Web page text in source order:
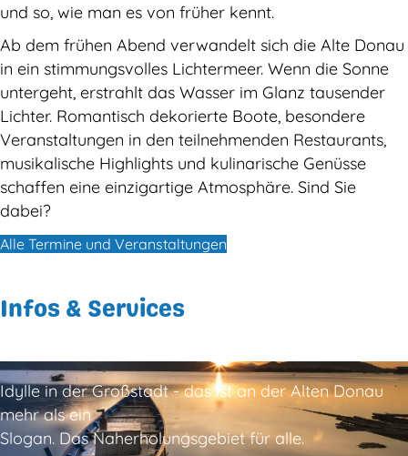
und so, wie man es von früher kennt.
Ab dem frühen Abend verwandelt sich die Alte Donau
in ein stimmungsvolles Lichtermeer. Wenn die Sonne
untergeht, erstrahlt das Wasser im Glanz tausender
Lichter. Romantisch dekorierte Boote, besondere
Veranstaltungen in den teilnehmenden Restaurants,
musikalische Highlights und kulinarische Genüsse
schaffen eine einzigartige Atmosphäre. Sind Sie
dabei?
Alle Termine und Veranstaltungen
Infos & Services
Idylle in der Großstadt - das ist an der Alten Donau
mehr als ein
Slogan. Das Naherholungsgebiet für alle.